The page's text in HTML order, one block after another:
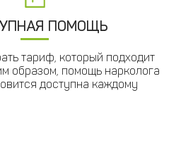
ПОМОЩЬ
тариф, который подходит
образом, помощь нарколога
доступна каждому